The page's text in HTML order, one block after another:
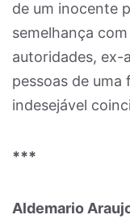
de um inocente
semelhança
autoridades, ex-
pessoas de uma
indesejável
***
Aldemario